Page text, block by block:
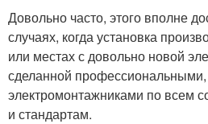
Довольно часто, этого вполне
случаях, когда установка
или местах с довольно новой
сделанной
электромонтажниками по всем
и стандартам.